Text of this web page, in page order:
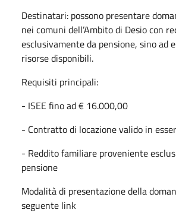
Destinatari: possono presentare
nei comuni dell’Ambito di Desio con
esclusivamente da pensione, sino ad
risorse disponibili.
Requisiti principali:
- ISEE fino ad € 16.000,00
- Contratto di locazione valido in
- Reddito familiare proveniente
pensione
Modalità di presentazione della
seguente link